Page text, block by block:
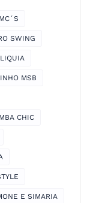
SWING
MSB
CHIC
E SIMARIA